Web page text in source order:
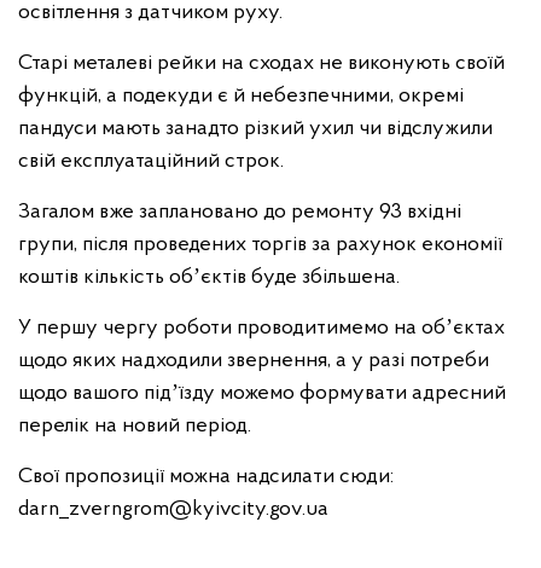
освітлення з датчиком руху.
Старі металеві рейки на сходах не виконують своїй
функцій, а подекуди є й небезпечними, окремі
пандуси мають занадто різкий ухил чи відслужили
свій експлуатаційний строк.
Загалом вже заплановано до ремонту 93 вхідні
групи, після проведених торгів за рахунок економії
коштів кількість обʼєктів буде збільшена.
У першу чергу роботи проводитимемо на обʼєктах
щодо яких надходили звернення, а у разі потреби
щодо вашого підʼїзду можемо формувати адресний
перелік на новий період.
Свої пропозиції можна надсилати сюди:
darn_zverngrom@kyivcity.gov.ua